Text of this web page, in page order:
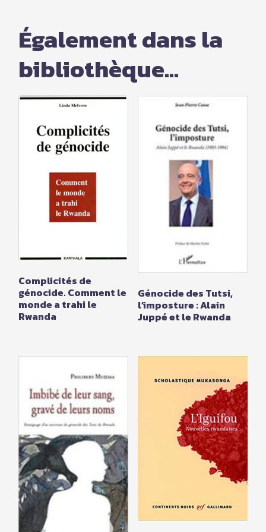
Également dans la
bibliothèque...
Complicités de
génocide. Comment le
monde a trahi le
Rwanda
Génocide des Tutsi,
l’imposture : Alain
Juppé et le Rwanda